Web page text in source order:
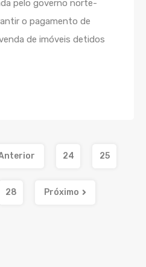
pelo governo norte-
o pagamento de
de imóveis detidos
24 25
28 Próximo